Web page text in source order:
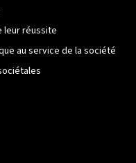
leur réussite
au service de la société